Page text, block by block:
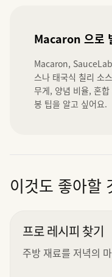
Macaron 으로
Macaron,
스나 태국식 칠리 소
무게, 양념 비율, 혼
봉 팁을 알고 싶어요.
이것도 좋아할
프로 레시피 찾기
주방 재료를 저녁의